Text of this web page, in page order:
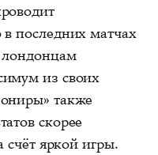
последних матчах
лондонцам
из своих
также
скорее
счёт яркой игры.